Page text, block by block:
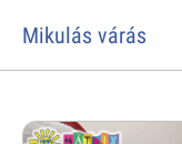
Mikulás várás